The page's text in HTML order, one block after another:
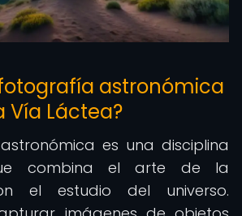
astronómica
Vía Láctea?
es una disciplina
combina el arte de la
el estudio del universo.